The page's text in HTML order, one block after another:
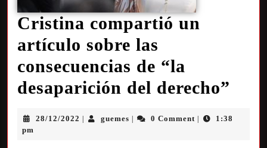
Cristina compartió un
artículo sobre las
consecuencias de “la
desaparición del derecho”
28/12/2022 guemes 0 Comment
1:38
pm